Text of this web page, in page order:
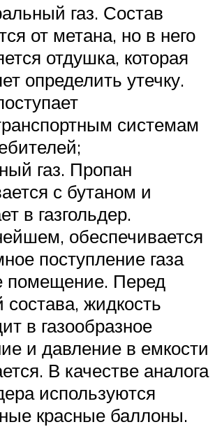
газ. Состав
от метана, но в него
отдушка, которая
определить утечку.
системам
газ. Пропан
с бутаном и
в газгольдер.
обеспечивается
поступление газа
помещение. Перед
состава, жидкость
в газообразное
и давление в емкости
В качестве аналога
используются
красные баллоны.